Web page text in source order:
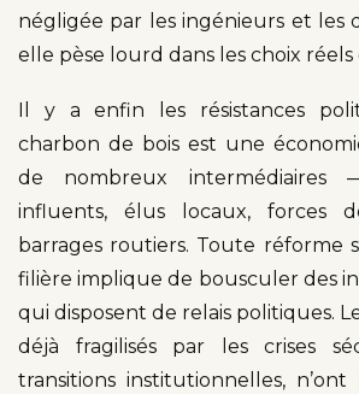
négligée par les ingénieurs et les
elle pèse lourd dans les choix réels
Il y a enfin les résistances
charbon de bois est une
de nombreux intermédiaires
influents, élus locaux, forces
barrages routiers. Toute réforme
filière implique de bousculer des
qui disposent de relais politiques.
déjà fragilisés par les crises
transitions institutionnelles,